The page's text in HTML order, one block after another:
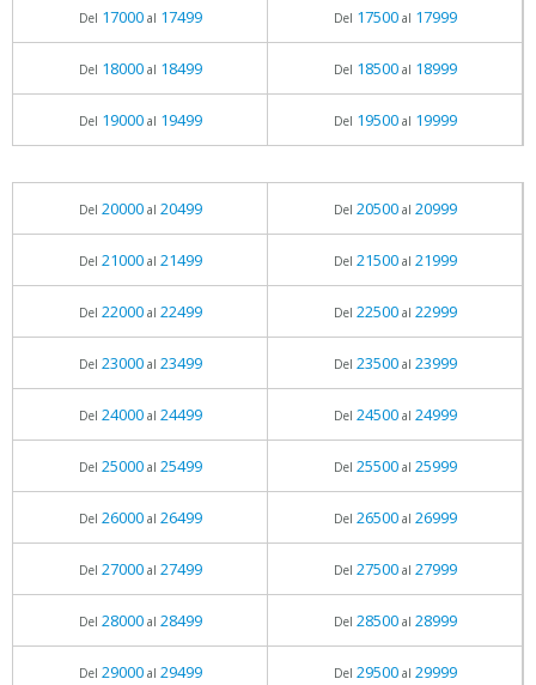
Del 17000al 17499 Del 17500al 17999
Del 18000al 18499 Del 18500al 18999
Del 19000al 19499 Del 19500al 19999
Del 20000al 20499 Del 20500al 20999
Del 21000al 21499 Del 21500al 21999
Del 22000al 22499 Del 22500al 22999
Del 23000al 23499 Del 23500al 23999
Del 24000al 24499 Del 24500al 24999
Del 25000al 25499 Del 25500al 25999
Del 26000al 26499 Del 26500al 26999
Del 27000al 27499 Del 27500al 27999
Del 28000al 28499 Del 28500al 28999
Del 29000al 29499 Del 29500al 29999